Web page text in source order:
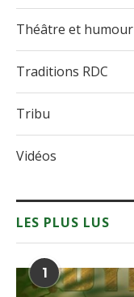
Théâtre et humour
Traditions RDC
Tribu
Vidéos
LES PLUS LUS
1